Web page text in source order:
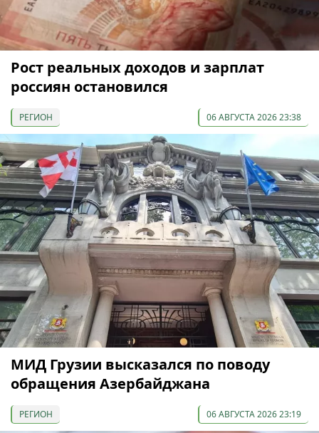
Рост реальных доходов и зарплат
россиян остановился
РЕГИОН 06 АВГУСТА 2026 23:38
МИД Грузии высказался по поводу
обращения Азербайджана
РЕГИОН 06 АВГУСТА 2026 23:19